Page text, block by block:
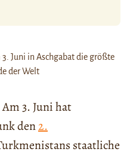
Juni in Aschgabat die größte
der Welt
3. Juni hat
den2.
staatliche